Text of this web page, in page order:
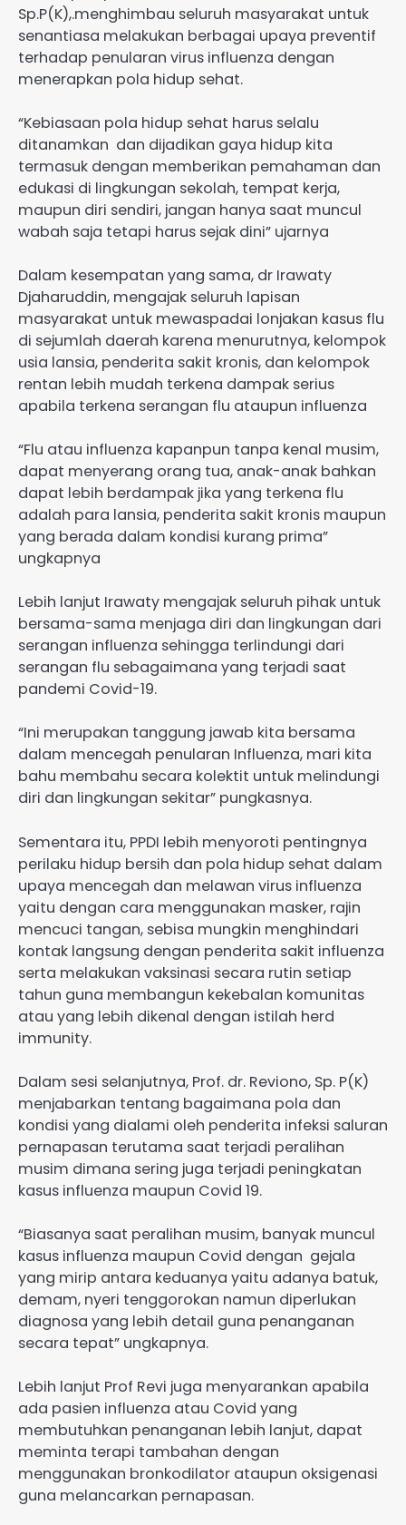
Sp.P(K),.menghimbau seluruh masyarakat untuk
senantiasa melakukan berbagai upaya preventif
terhadap penularan virus influenza dengan
menerapkan pola hidup sehat.
“Kebiasaan pola hidup sehat harus selalu
ditanamkan dan dijadikan gaya hidup kita
termasuk dengan memberikan pemahaman dan
edukasi di lingkungan sekolah, tempat kerja,
maupun diri sendiri, jangan hanya saat muncul
wabah saja tetapi harus sejak dini” ujarnya
Dalam kesempatan yang sama, dr Irawaty
Djaharuddin, mengajak seluruh lapisan
masyarakat untuk mewaspadai lonjakan kasus flu
di sejumlah daerah karena menurutnya, kelompok
usia lansia, penderita sakit kronis, dan kelompok
rentan lebih mudah terkena dampak serius
apabila terkena serangan flu ataupun influenza
“Flu atau influenza kapanpun tanpa kenal musim,
dapat menyerang orang tua, anak-anak bahkan
dapat lebih berdampak jika yang terkena flu
adalah para lansia, penderita sakit kronis maupun
yang berada dalam kondisi kurang prima”
ungkapnya
Lebih lanjut Irawaty mengajak seluruh pihak untuk
bersama-sama menjaga diri dan lingkungan dari
serangan influenza sehingga terlindungi dari
serangan flu sebagaimana yang terjadi saat
pandemi Covid-19.
“Ini merupakan tanggung jawab kita bersama
dalam mencegah penularan Influenza, mari kita
bahu membahu secara kolektit untuk melindungi
diri dan lingkungan sekitar” pungkasnya.
Sementara itu, PPDI lebih menyoroti pentingnya
perilaku hidup bersih dan pola hidup sehat dalam
upaya mencegah dan melawan virus influenza
yaitu dengan cara menggunakan masker, rajin
mencuci tangan, sebisa mungkin menghindari
kontak langsung dengan penderita sakit influenza
serta melakukan vaksinasi secara rutin setiap
tahun guna membangun kekebalan komunitas
atau yang lebih dikenal dengan istilah herd
immunity.
Dalam sesi selanjutnya, Prof. dr. Reviono, Sp. P(K)
menjabarkan tentang bagaimana pola dan
kondisi yang dialami oleh penderita infeksi saluran
pernapasan terutama saat terjadi peralihan
musim dimana sering juga terjadi peningkatan
kasus influenza maupun Covid 19.
“Biasanya saat peralihan musim, banyak muncul
kasus influenza maupun Covid dengan gejala
yang mirip antara keduanya yaitu adanya batuk,
demam, nyeri tenggorokan namun diperlukan
diagnosa yang lebih detail guna penanganan
secara tepat” ungkapnya.
Lebih lanjut Prof Revi juga menyarankan apabila
ada pasien influenza atau Covid yang
membutuhkan penanganan lebih lanjut, dapat
meminta terapi tambahan dengan
menggunakan bronkodilator ataupun oksigenasi
guna melancarkan pernapasan.